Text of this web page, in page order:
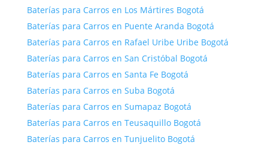
Baterías para Carros en Los Mártires Bogotá
Baterías para Carros en Puente Aranda Bogotá
Baterías para Carros en Rafael Uribe Uribe Bogotá
Baterías para Carros en San Cristóbal Bogotá
Baterías para Carros en Santa Fe Bogotá
Baterías para Carros en Suba Bogotá
Baterías para Carros en Sumapaz Bogotá
Baterías para Carros en Teusaquillo Bogotá
Baterías para Carros en Tunjuelito Bogotá